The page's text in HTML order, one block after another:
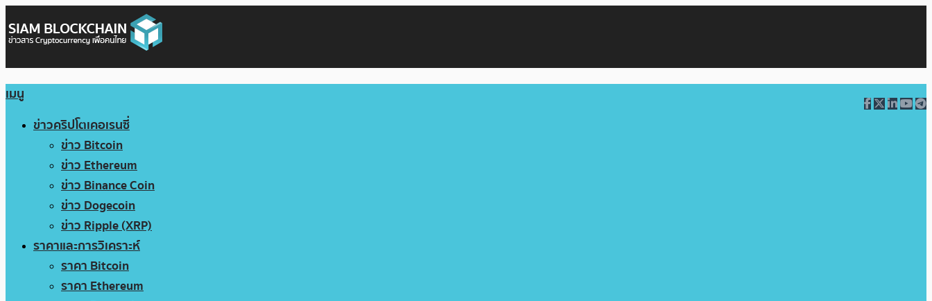
เมนู
ข่าวคริปโตเคอเรนซี่
ข่าว Bitcoin
ข่าว Ethereum
ข่าว Binance Coin
ข่าว Dogecoin
ข่าว Ripple (XRP)
ราคาและการวิเคราะห์
ราคา Bitcoin
ราคา Ethereum